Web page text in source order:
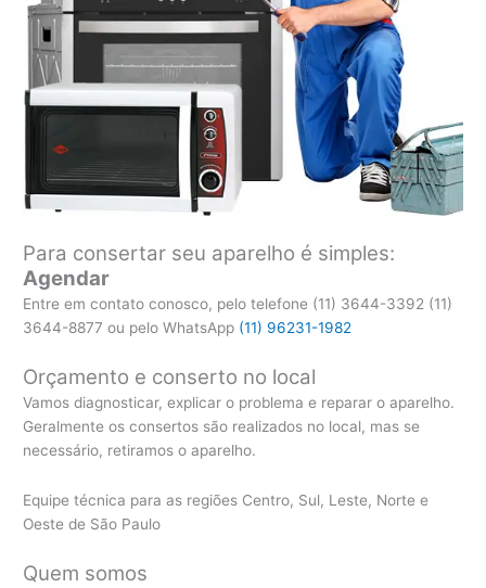
Para consertar seu aparelho é simples:
Agendar
Entre em contato conosco, pelo telefone (11) 3644-3392 (11)
3644-8877 ou pelo WhatsApp (11) 96231-1982
Orçamento e conserto no local
Vamos diagnosticar, explicar o problema e reparar o aparelho.
Geralmente os consertos são realizados no local, mas se
necessário, retiramos o aparelho.
Equipe técnica para as regiões Centro, Sul, Leste, Norte e
Oeste de São Paulo
Quem somos